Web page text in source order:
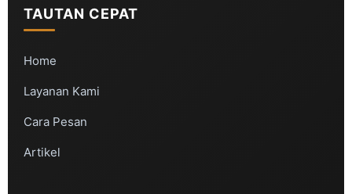
TAUTAN CEPAT
Home
Layanan Kami
Cara Pesan
Artikel